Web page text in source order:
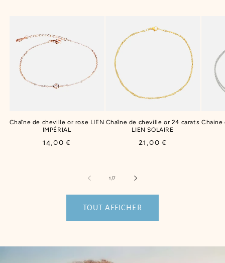
Chaîne de cheville or rose LIEN
IMPÉRIAL
Prix
14,00 €
Chaîne de cheville or 24 carats
LIEN SOLAIRE
Prix
21,00 €
Chaine
1/de
7
TOUT AFFICHER